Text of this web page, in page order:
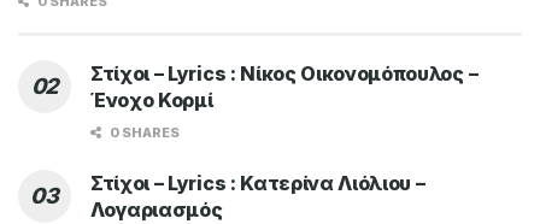
Στίχοι – Lyrics : Νίκος Οικονομόπουλος –
Ένοχο Κορμί
0 SHARES
Στίχοι – Lyrics : Κατερίνα Λιόλιου –
Λογαριασμός